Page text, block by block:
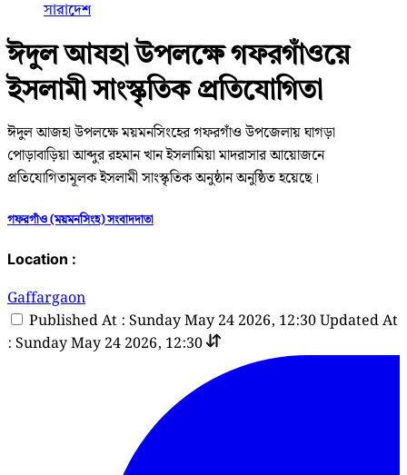
সারাদেশ
ঈদুল আযহা উপলক্ষে গফরগাঁওয়ে
ইসলামী সাংস্কৃতিক প্রতিযোগিতা
ঈদুল আজহা উপলক্ষে ময়মনসিংহের গফরগাঁও উপজেলায় ঘাগড়া
পোড়াবাড়িয়া আব্দুর রহমান খান ইসলামিয়া মাদরাসার আয়োজনে
প্রতিযোগিতামূলক ইসলামী সাংস্কৃতিক অনুষ্ঠান অনুষ্ঠিত হয়েছে।
গফরগাঁও (ময়মনসিংহ) সংবাদদাতা
Location :
Gaffargaon
Published At : Sunday May 24 2026, 12:30Updated At
: Sunday May 24 2026, 12:30